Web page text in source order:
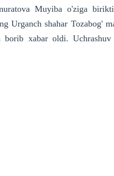
Muyiba o'ziga
Urganch shahar Tozabog'
borib xabar oldi.